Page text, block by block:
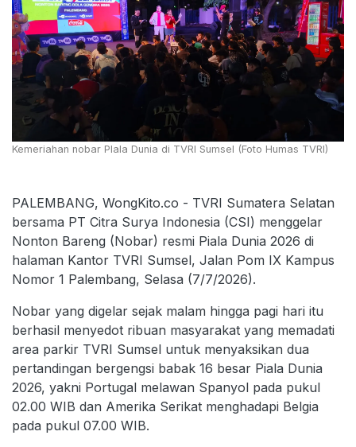
Kemeriahan nobar PIala Dunia di TVRI Sumsel (Foto Humas TVRI)
PALEMBANG, WongKito.co - TVRI Sumatera Selatan
bersama PT Citra Surya Indonesia (CSI) menggelar
Nonton Bareng (Nobar) resmi Piala Dunia 2026 di
halaman Kantor TVRI Sumsel, Jalan Pom IX Kampus
Nomor 1 Palembang, Selasa (7/7/2026).
Nobar yang digelar sejak malam hingga pagi hari itu
berhasil menyedot ribuan masyarakat yang memadati
area parkir TVRI Sumsel untuk menyaksikan dua
pertandingan bergengsi babak 16 besar Piala Dunia
2026, yakni Portugal melawan Spanyol pada pukul
02.00 WIB dan Amerika Serikat menghadapi Belgia
pada pukul 07.00 WIB.